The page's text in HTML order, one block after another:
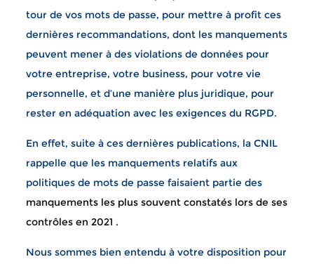
tour de vos mots de passe, pour mettre à profit ces
dernières recommandations, dont les manquements
peuvent mener à des violations de données pour
votre entreprise, votre business, pour votre vie
personnelle, et d’une manière plus juridique, pour
rester en adéquation avec les exigences du RGPD.
En effet, suite à ces dernières publications, la CNIL
rappelle que les manquements relatifs aux
politiques de mots de passe faisaient partie des
manquements les plus souvent constatés lors de ses
contrôles en 2021 .
Nous sommes bien entendu à votre disposition pour